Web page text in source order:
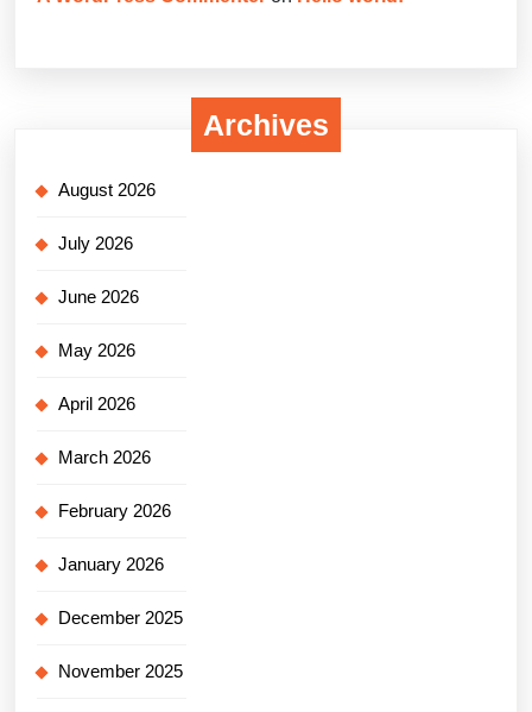
Archives
August 2026
July 2026
June 2026
May 2026
April 2026
March 2026
February 2026
January 2026
December 2025
November 2025